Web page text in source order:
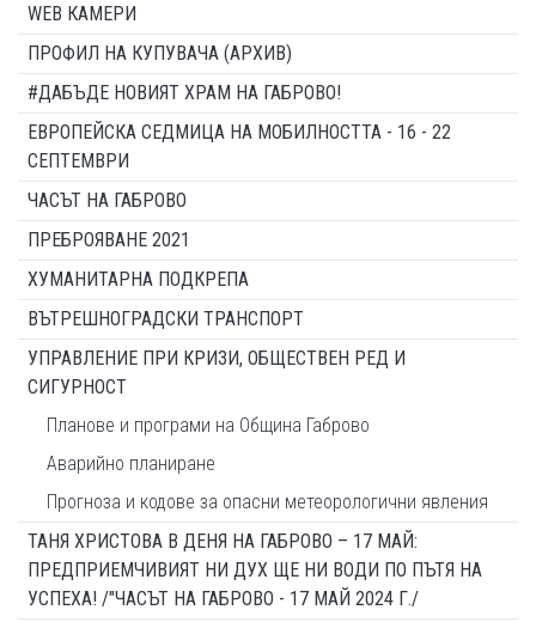
WEB КАМЕРИ
ПРОФИЛ НА КУПУВАЧА (АРХИВ)
#ДАБЪДЕ НОВИЯТ ХРАМ НА ГАБРОВО!
ЕВРОПЕЙСКА СЕДМИЦА НА МОБИЛНОСТТА - 16 - 22
СЕПТЕМВРИ
ЧАСЪТ НА ГАБРОВО
ПРЕБРОЯВАНЕ 2021
ХУМАНИТАРНА ПОДКРЕПА
ВЪТРЕШНОГРАДСКИ ТРАНСПОРТ
УПРАВЛЕНИЕ ПРИ КРИЗИ, ОБЩЕСТВЕН РЕД И
СИГУРНОСТ
Планове и програми на Община Габрово
Аварийно планиране
Прогноза и кодове за опасни метеорологични явления
ТАНЯ ХРИСТОВА В ДЕНЯ НА ГАБРОВО – 17 МАЙ:
ПРЕДПРИЕМЧИВИЯТ НИ ДУХ ЩЕ НИ ВОДИ ПО ПЪТЯ НА
УСПЕХА! /"ЧАСЪТ НА ГАБРОВО - 17 МАЙ 2024 Г./